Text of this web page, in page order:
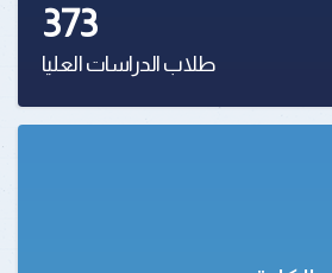
373
طلاب الدراسات العليا